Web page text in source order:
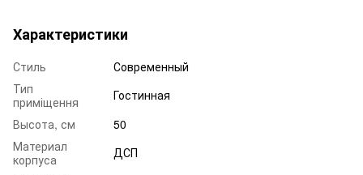
Характеристики
Стиль
Современный
Тип
приміщення
Гостинная
Высота, см
50
Материал
корпуса
ДСП